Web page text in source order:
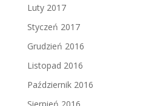
Luty 2017
Styczeń 2017
Grudzień 2016
Listopad 2016
Październik 2016